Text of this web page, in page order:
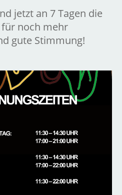
jetzt an 7 Tagen die
für noch mehr
gute Stimmung!